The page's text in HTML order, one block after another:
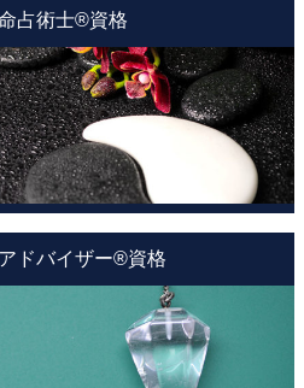
占術士®資格
ドバイザー®資格